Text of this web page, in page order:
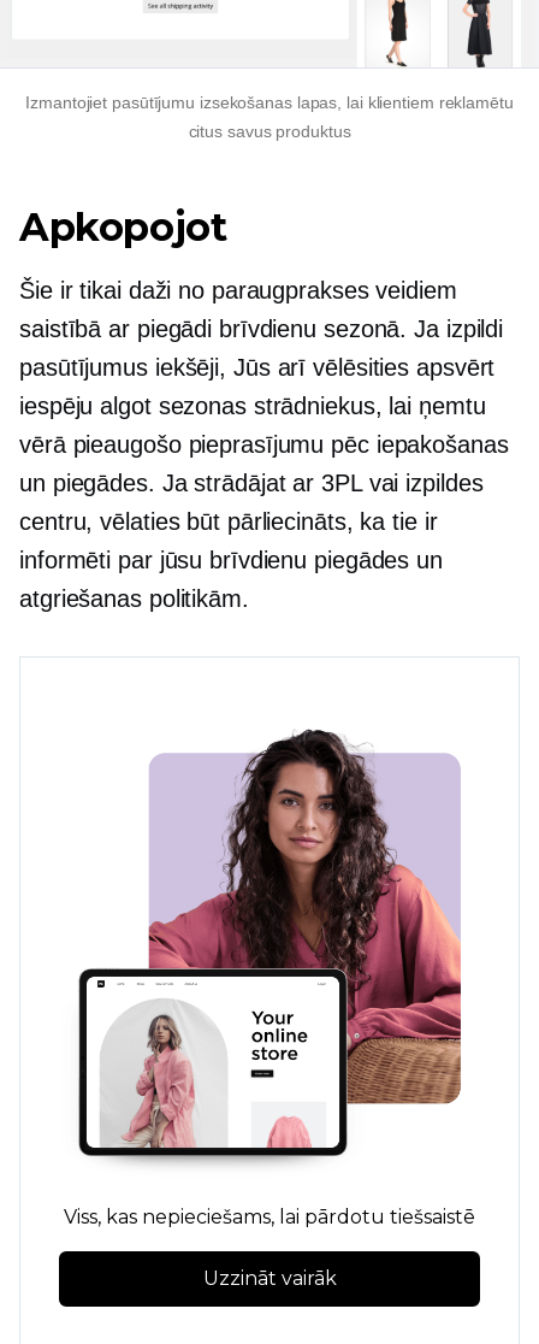
Izmantojiet pasūtījumu izsekošanas lapas, lai klientiem reklamētu
citus savus produktus
Apkopojot
Šie ir tikai daži no paraugprakses veidiem
saistībā ar piegādi brīvdienu sezonā. Ja izpildi
pasūtījumus iekšēji, Jūs arī vēlēsities apsvērt
iespēju algot sezonas strādniekus, lai ņemtu
vērā pieaugošo pieprasījumu pēc iepakošanas
un piegādes. Ja strādājat ar 3PL vai izpildes
centru, vēlaties būt pārliecināts, ka tie ir
informēti par jūsu brīvdienu piegādes un
atgriešanas politikām.
Viss, kas nepieciešams, lai pārdotu tiešsaistē
Uzzināt vairāk